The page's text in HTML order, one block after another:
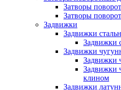
Затворы
Затворы
Задвижки
Задвижки
Задвижки
Задвижки
Задвижки
Задвижки
клином
Задвижки